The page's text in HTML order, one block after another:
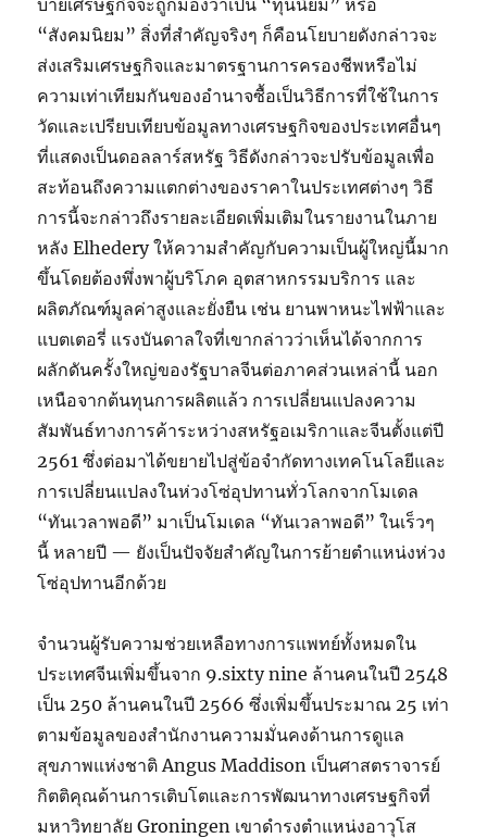
บายเศรษฐกิจจะถูกมองว่าเป็น “ทุนนิยม” หรือ
“สังคมนิยม” สิ่งที่สำคัญจริงๆ ก็คือนโยบายดังกล่าวจะ
ส่งเสริมเศรษฐกิจและมาตรฐานการครองชีพหรือไม่
ความเท่าเทียมกันของอำนาจซื้อเป็นวิธีการที่ใช้ในการ
วัดและเปรียบเทียบข้อมูลทางเศรษฐกิจของประเทศอื่นๆ
ที่แสดงเป็นดอลลาร์สหรัฐ วิธีดังกล่าวจะปรับข้อมูลเพื่อ
สะท้อนถึงความแตกต่างของราคาในประเทศต่างๆ วิธี
การนี้จะกล่าวถึงรายละเอียดเพิ่มเติมในรายงานในภาย
หลัง Elhedery ให้ความสำคัญกับความเป็นผู้ใหญ่นี้มาก
ขึ้นโดยต้องพึ่งพาผู้บริโภค อุตสาหกรรมบริการ และ
ผลิตภัณฑ์มูลค่าสูงและยั่งยืน เช่น ยานพาหนะไฟฟ้าและ
แบตเตอรี่ แรงบันดาลใจที่เขากล่าวว่าเห็นได้จากการ
ผลักดันครั้งใหญ่ของรัฐบาลจีนต่อภาคส่วนเหล่านี้ นอก
เหนือจากต้นทุนการผลิตแล้ว การเปลี่ยนแปลงความ
สัมพันธ์ทางการค้าระหว่างสหรัฐอเมริกาและจีนตั้งแต่ปี
2561 ซึ่งต่อมาได้ขยายไปสู่ข้อจำกัดทางเทคโนโลยีและ
การเปลี่ยนแปลงในห่วงโซ่อุปทานทั่วโลกจากโมเดล
“ทันเวลาพอดี” มาเป็นโมเดล “ทันเวลาพอดี” ในเร็วๆ
นี้ หลายปี — ยังเป็นปัจจัยสำคัญในการย้ายตำแหน่งห่วง
โซ่อุปทานอีกด้วย
จำนวนผู้รับความช่วยเหลือทางการแพทย์ทั้งหมดใน
ประเทศจีนเพิ่มขึ้นจาก 9.sixty nine ล้านคนในปี 2548
เป็น 250 ล้านคนในปี 2566 ซึ่งเพิ่มขึ้นประมาณ 25 เท่า
ตามข้อมูลของสำนักงานความมั่นคงด้านการดูแล
สุขภาพแห่งชาติ Angus Maddison เป็นศาสตราจารย์
กิตติคุณด้านการเติบโตและการพัฒนาทางเศรษฐกิจที่
มหาวิทยาลัย Groningen เขาดำรงตำแหน่งอาวุโส